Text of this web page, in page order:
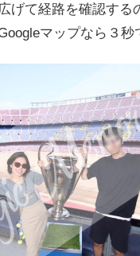
げて経路を確認する
マップなら３秒